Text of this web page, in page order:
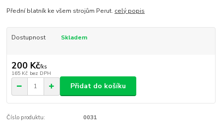
Přední blatník ke všem strojům Perut. celý popis
Dostupnost Skladem
200 Kč/ks
165 Kč bez DPH
Přidat do košíku
Číslo produktu: 0031